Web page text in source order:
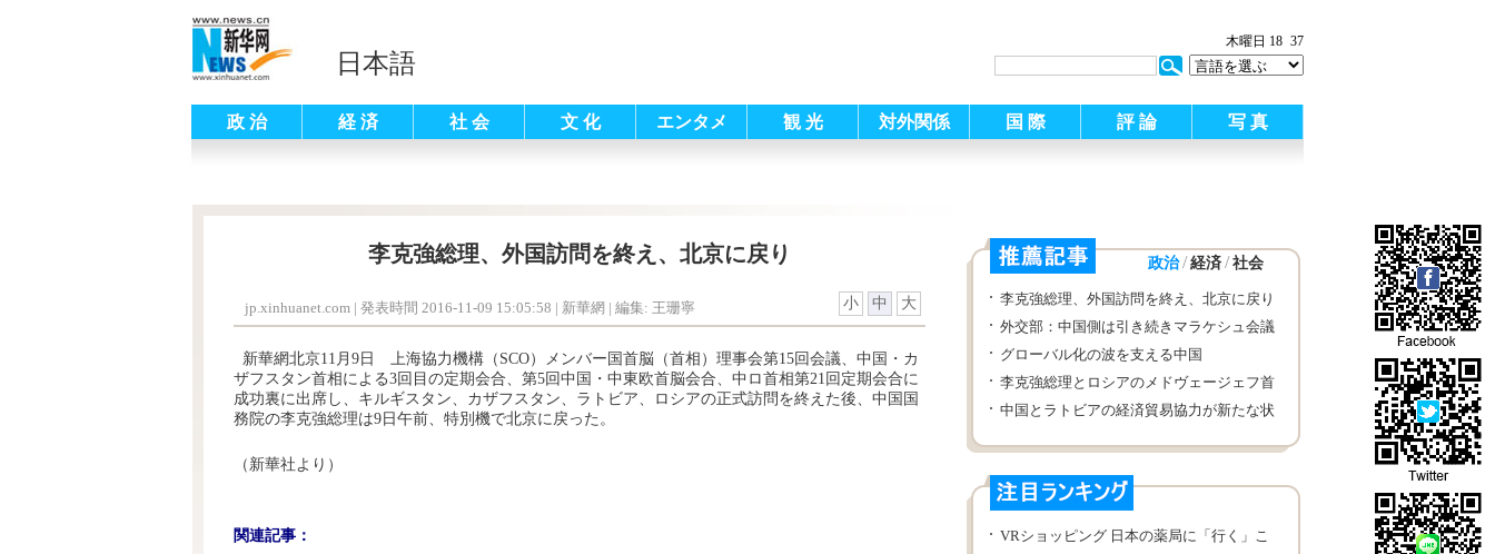
日本語
木曜日 18 37
政 治 経 済 社 会 文 化 エンタメ 観 光 対外関係 国 際 評 論 写 真
李克強総理、外国訪問を終え、北京に戻り
jp.xinhuanet.com | 発表時間 2016-11-09 15:05:58 | 新華網 | 編集: 王珊寧 小 中 大
新華網北京11月9日 上海協力機構（SCO）メンバー国首脳（首相）理事会第15回会議、中国・カ
ザフスタン首相による3回目の定期会合、第5回中国・中東欧首脳会合、中ロ首相第21回定期会合に
成功裏に出席し、キルギスタン、カザフスタン、ラトビア、ロシアの正式訪問を終えた後、中国国
務院の李克強総理は9日午前、特別機で北京に戻った。
（新華社より）
関連記事：
政治 / 経済 / 社会
李克強総理、外国訪問を終え、北京に戻り
外交部：中国側は引き続きマラケシュ会議
が成功を収めることを推進していく
グローバル化の波を支える中国
李克強総理とロシアのメドヴェージェフ首
相は共同記者会見
中国とラトビアの経済貿易協力が新たな状
VRショッピング 日本の薬局に「行く」こ